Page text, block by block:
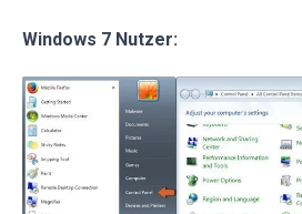
Windows 7 Nutzer: